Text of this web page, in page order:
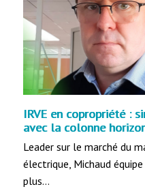
IRVE en copropriété :
avec la colonne
Leader sur le marché du
électrique, Michaud
plus…